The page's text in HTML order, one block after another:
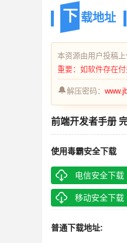
下 载地址
本资源由用户投稿
重要：如软件存在
🔔解压密码：
前端开发者手册
使用毒霸安全下载
电信安全下载
移动安全下载
普通下载地址: